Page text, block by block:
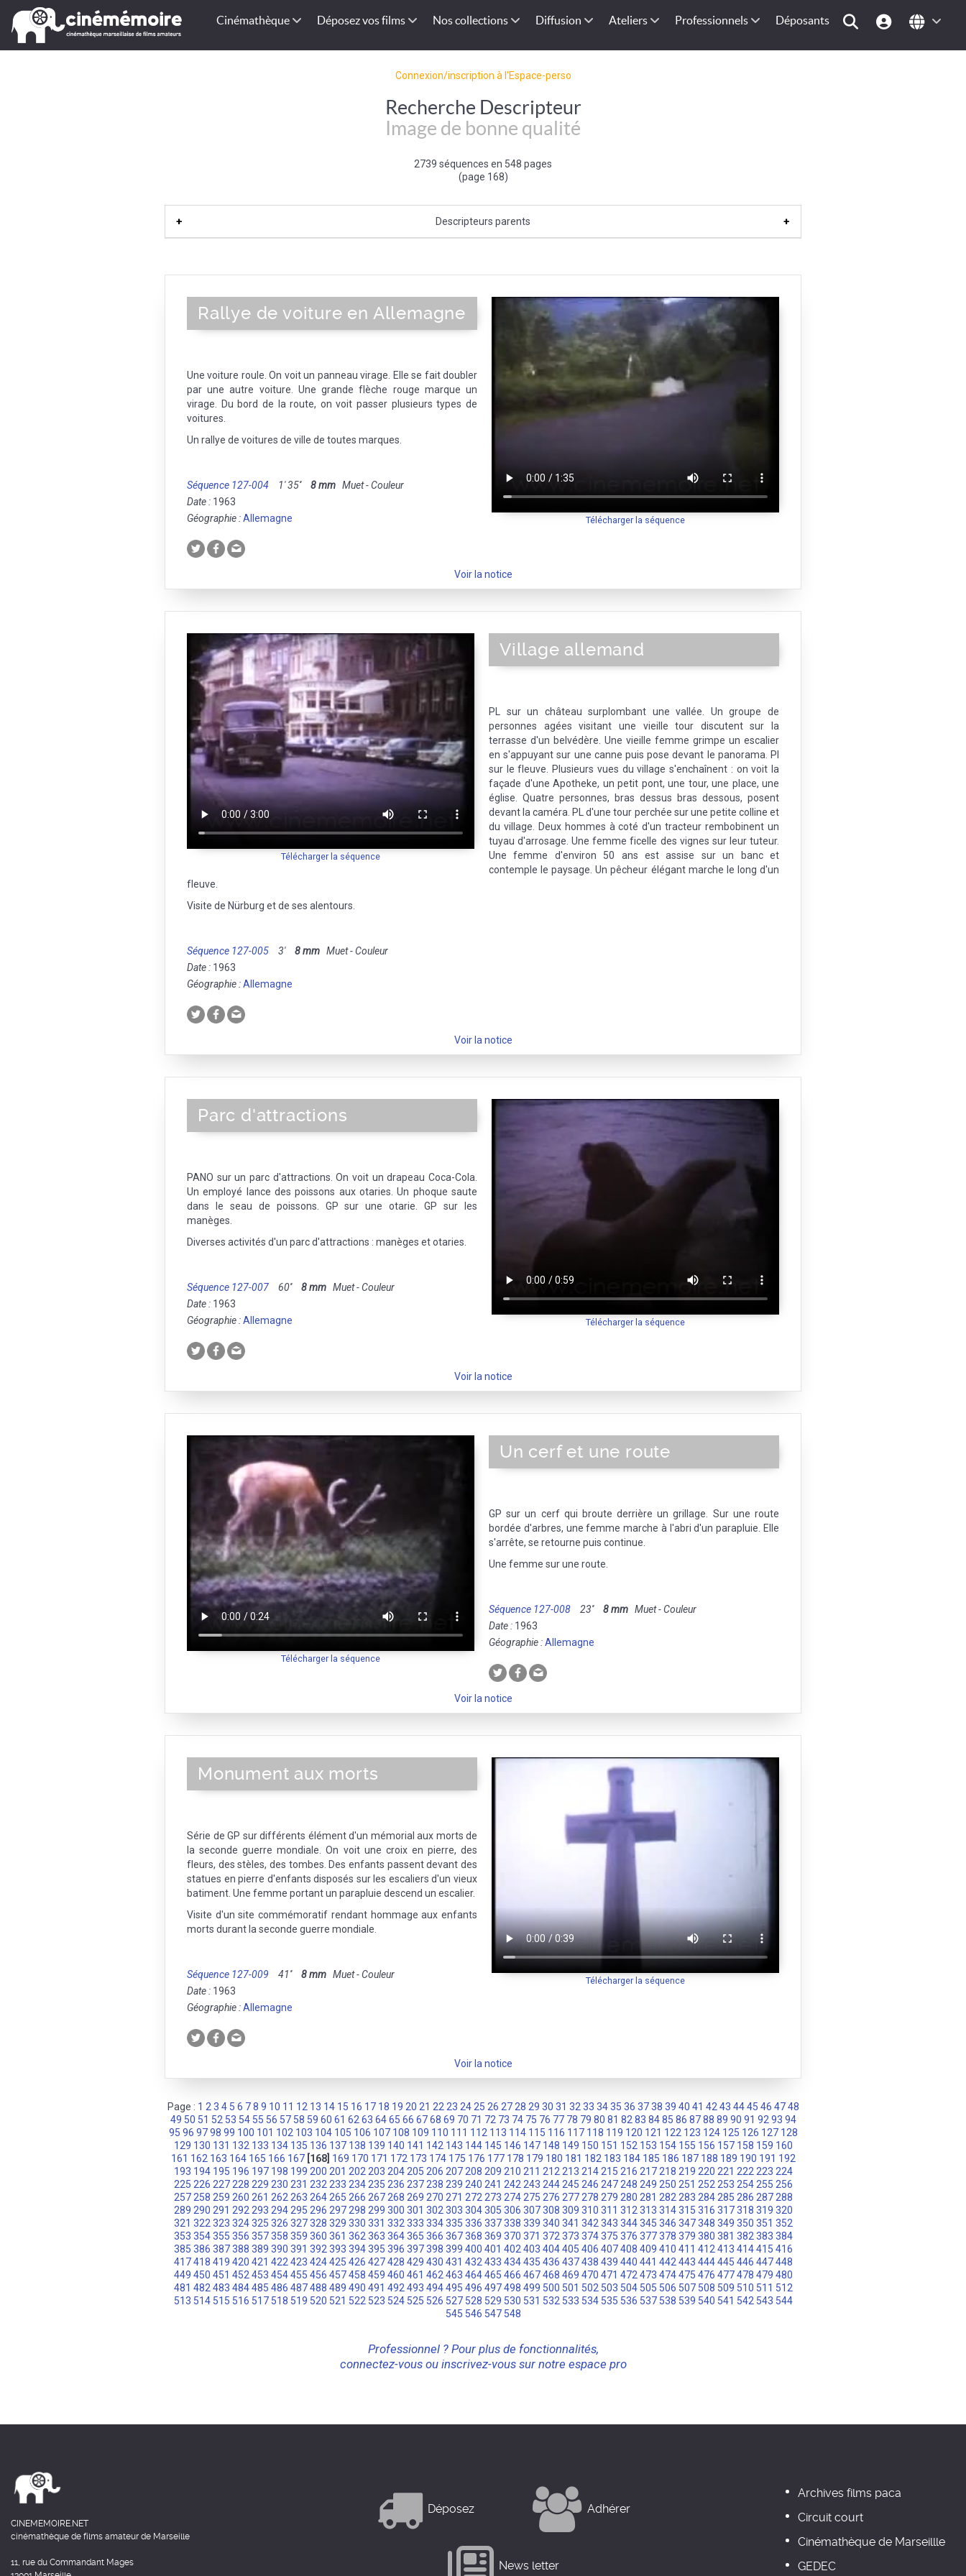
Cinémathèque Déposez vos films Nos collections Diffusion Ateliers Professionnels Déposants
Connexion/inscription à l'Espace-perso
Recherche Descripteur
Image de bonne qualité
2739 séquences en 548 pages
(page 168)
Descripteurs parents
Télécharger la séquence
Rallye de voiture en Allemagne
Une voiture roule. On voit un panneau virage. Elle se fait doubler
par une autre voiture. Une grande flèche rouge marque un
virage. Du bord de la route, on voit passer plusieurs types de
voitures.
Un rallye de voitures de ville de toutes marques.
Séquence 127-004 1' 35'' 8 mm Muet - Couleur
Date : 1963
Géographie :Allemagne
Voir la notice
Télécharger la séquence
Village allemand
PL sur un château surplombant une vallée. Un groupe de
personnes agées visitant une vieille tour discutent sur la
terrasse d'un belvédère. Une vieille femme grimpe un escalier
en s'appuyant sur une canne puis pose devant le panorama. Pl
sur le fleuve. Plusieurs vues du village s'enchaînent : on voit la
façade d'une Apotheke, un petit pont, une tour, une place, une
église. Quatre personnes, bras dessus bras dessous, posent
devant la caméra. PL d'une tour perchée sur une petite colline et
du village. Deux hommes à coté d'un tracteur rembobinent un
tuyau d'arrosage. Une femme ficelle des vignes sur leur tuteur.
Une femme d'environ 50 ans est assise sur un banc et
contemple le paysage. Un pêcheur élégant marche le long d'un
fleuve.
Visite de Nürburg et de ses alentours.
Séquence 127-005 3' 8 mm Muet - Couleur
Date : 1963
Géographie :Allemagne
Voir la notice
Télécharger la séquence
Parc d'attractions
PANO sur un parc d'attractions. On voit un drapeau Coca-Cola.
Un employé lance des poissons aux otaries. Un phoque saute
dans le seau de poissons. GP sur une otarie. GP sur les
manèges.
Diverses activités d'un parc d'attractions : manèges et otaries.
Séquence 127-007 60'' 8 mm Muet - Couleur
Date : 1963
Géographie :Allemagne
Voir la notice
Télécharger la séquence
Un cerf et une route
GP sur un cerf qui broute derrière un grillage. Sur une route
bordée d'arbres, une femme marche à l'abri d'un parapluie. Elle
s'arrête, se retourne puis continue.
Une femme sur une route.
Séquence 127-008 23'' 8 mm Muet - Couleur
Date : 1963
Géographie :Allemagne
Voir la notice
Télécharger la séquence
Monument aux morts
Série de GP sur différents élément d'un mémorial aux morts de
la seconde guerre mondiale. On voit une croix en pierre, des
fleurs, des stèles, des tombes. Des enfants passent devant des
statues en pierre d'enfants disposés sur les escaliers d'un vieux
batiment. Une femme portant un parapluie descend un escalier.
Visite d'un site commémoratif rendant hommage aux enfants
morts durant la seconde guerre mondiale.
Séquence 127-009 41'' 8 mm Muet - Couleur
Date : 1963
Géographie :Allemagne
Voir la notice
Page : 1 2 3 4 5 6 7 8 9 10 11 12 13 14 15 16 17 18 19 20 21 22 23 24 25 26 27 28 29 30 31 32 33 34 35 36 37 38 39 40 41 42 43 44 45 46 47 48
49 50 51 52 53 54 55 56 57 58 59 60 61 62 63 64 65 66 67 68 69 70 71 72 73 74 75 76 77 78 79 80 81 82 83 84 85 86 87 88 89 90 91 92 93 94
95 96 97 98 99 100 101 102 103 104 105 106 107 108 109 110 111 112 113 114 115 116 117 118 119 120 121 122 123 124 125 126 127 128
129 130 131 132 133 134 135 136 137 138 139 140 141 142 143 144 145 146 147 148 149 150 151 152 153 154 155 156 157 158 159 160
161 162 163 164 165 166 167 [168] 169 170 171 172 173 174 175 176 177 178 179 180 181 182 183 184 185 186 187 188 189 190 191 192
193 194 195 196 197 198 199 200 201 202 203 204 205 206 207 208 209 210 211 212 213 214 215 216 217 218 219 220 221 222 223 224
225 226 227 228 229 230 231 232 233 234 235 236 237 238 239 240 241 242 243 244 245 246 247 248 249 250 251 252 253 254 255 256
257 258 259 260 261 262 263 264 265 266 267 268 269 270 271 272 273 274 275 276 277 278 279 280 281 282 283 284 285 286 287 288
289 290 291 292 293 294 295 296 297 298 299 300 301 302 303 304 305 306 307 308 309 310 311 312 313 314 315 316 317 318 319 320
321 322 323 324 325 326 327 328 329 330 331 332 333 334 335 336 337 338 339 340 341 342 343 344 345 346 347 348 349 350 351 352
353 354 355 356 357 358 359 360 361 362 363 364 365 366 367 368 369 370 371 372 373 374 375 376 377 378 379 380 381 382 383 384
385 386 387 388 389 390 391 392 393 394 395 396 397 398 399 400 401 402 403 404 405 406 407 408 409 410 411 412 413 414 415 416
417 418 419 420 421 422 423 424 425 426 427 428 429 430 431 432 433 434 435 436 437 438 439 440 441 442 443 444 445 446 447 448
449 450 451 452 453 454 455 456 457 458 459 460 461 462 463 464 465 466 467 468 469 470 471 472 473 474 475 476 477 478 479 480
481 482 483 484 485 486 487 488 489 490 491 492 493 494 495 496 497 498 499 500 501 502 503 504 505 506 507 508 509 510 511 512
513 514 515 516 517 518 519 520 521 522 523 524 525 526 527 528 529 530 531 532 533 534 535 536 537 538 539 540 541 542 543 544
545 546 547 548
Professionnel ? Pour plus de fonctionnalités,
connectez-vous ou inscrivez-vous sur notre espace pro
CINEMEMOIRE.NET
cinémathèque de films amateur de Marseille
11, rue du Commandant Mages
Déposez Adhérer
News letter
Archives films paca
Circuit court
Cinémathèque de Marseillle
GEDEC